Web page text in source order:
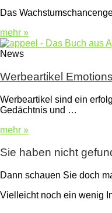
Das
mehr »
News
Werbeartikel
Werbeartikel sind ein
Gedächtnis und …
mehr »
Sie haben nicht
Dann schauen Sie doch
Vielleicht noch ein wenig